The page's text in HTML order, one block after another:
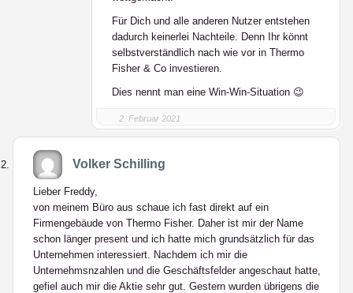
Für Dich und alle anderen Nutzer entstehen
dadurch keinerlei Nachteile. Denn Ihr könnt
selbstverständlich nach wie vor in Thermo
Fisher & Co investieren.
Dies nennt man eine Win-Win-Situation 😉
2. Februar 2021
Volker Schilling
Lieber Freddy,
von meinem Büro aus schaue ich fast direkt auf ein
Firmengebäude von Thermo Fisher. Daher ist mir der Name
schon länger present und ich hatte mich grundsätzlich für das
Unternehmen interessiert. Nachdem ich mir die
Unternehmsnzahlen und die Geschäftsfelder angeschaut hatte,
gefiel auch mir die Aktie sehr gut. Gestern wurden übrigens die